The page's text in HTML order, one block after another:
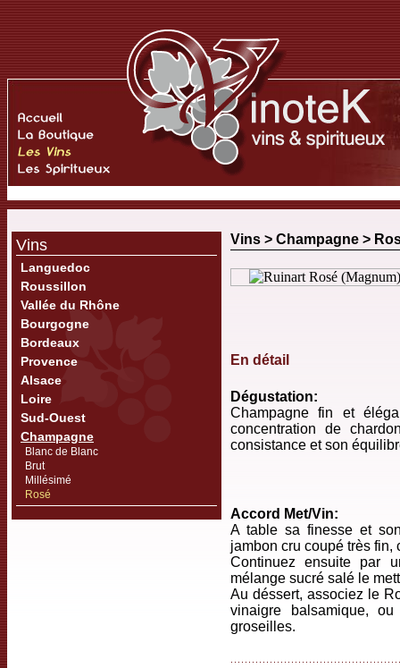
Vins
Languedoc
Roussillon
Vallée du Rhône
Bourgogne
Bordeaux
Provence
Alsace
Loire
Sud-Ouest
Champagne
Blanc de Blanc
Brut
Millésimé
Rosé
Vins > Champagne >
En détail
Dégustation:
Champagne fin et
concentration de
consistance et son
Accord Met/Vin:
A table sa finesse et
jambon cru coupé très fin,
Continuez ensuite par
mélange sucré salé le
Au déssert, associez le
vinaigre balsamique,
groseilles.